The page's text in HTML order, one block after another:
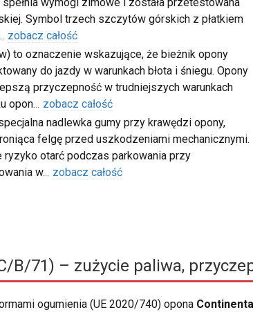
wymogi zimowe i została przetestowana
Symbol trzech szczytów górskich z płatkiem
zobacz całość
to oznaczenie wskazujące, że bieżnik opony
do jazdy w warunkach błota i śniegu. Opony
przyczepność w trudniejszych warunkach
opon... zobacz całość
nadlewka gumy przy krawędzi opony,
felgę przed uszkodzeniami mechanicznymi.
ryzyko otarć podczas parkowania przy
w... zobacz całość
B/71) – zużycie paliwa,
ogumienia (UE 2020/740) opona